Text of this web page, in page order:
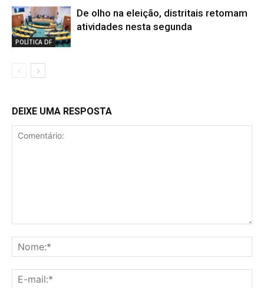
POLÍTICA DF
De olho na eleição, distritais retomam
atividades nesta segunda
DEIXE UMA RESPOSTA